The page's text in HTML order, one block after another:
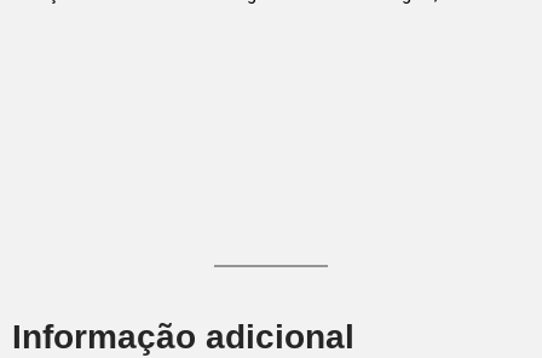
Informação adicional